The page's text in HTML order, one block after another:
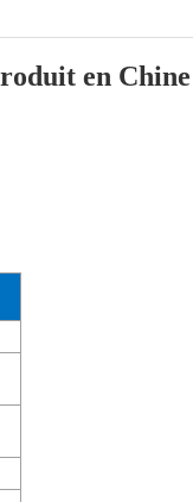
en